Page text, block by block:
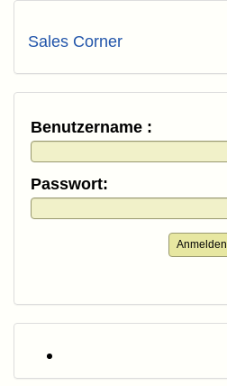
Sales Corner
Benutzername :
Passwort:
Anmelden